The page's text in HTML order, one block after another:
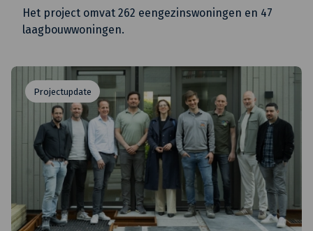
Het project omvat 262 eengezinswoningen en 47
laagbouwwoningen.
Projectupdate